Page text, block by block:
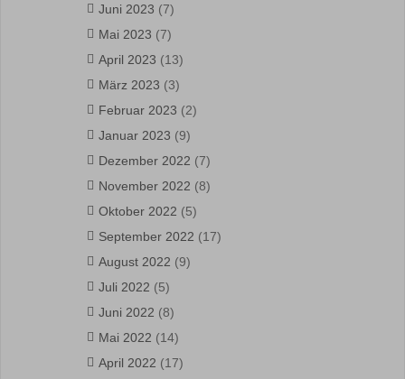
Juni 2023 (7)
Mai 2023 (7)
April 2023 (13)
März 2023 (3)
Februar 2023 (2)
Januar 2023 (9)
Dezember 2022 (7)
November 2022 (8)
Oktober 2022 (5)
September 2022 (17)
August 2022 (9)
Juli 2022 (5)
Juni 2022 (8)
Mai 2022 (14)
April 2022 (17)